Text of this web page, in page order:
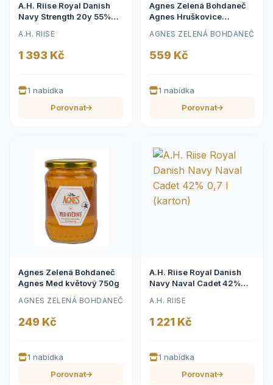
A.H. Riise Royal Danish
Navy Strength 20y 55%
A.H. RIISE
1 393 Kč
1 nabídka
Porovnat
Agnes Zelená Bohdaneč
Agnes Hruškovice
Muškatelka (kosher) 45%
0,5l
AGNES ZELENÁ BOHDANEČ
559 Kč
1 nabídka
Porovnat
Agnes Zelená Bohdaneč
Agnes Med květový 750g
AGNES ZELENÁ BOHDANEČ
249 Kč
1 nabídka
Porovnat
A.H. Riise Royal Danish
Navy Naval Cadet 42%
A.H. RIISE
1 221 Kč
1 nabídka
Porovnat